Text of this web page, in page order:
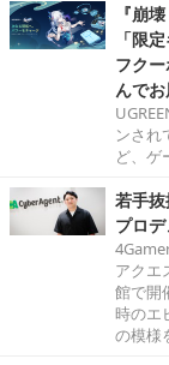
『崩
「限
フク
んで
ンされ
ど、ゲ
若手
プロ
アクエ
館で開
時のエ
の模様